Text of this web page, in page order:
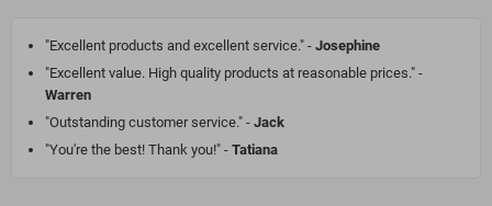
"Excellent products and excellent service." - Josephine
"Excellent value. High quality products at reasonable prices." -
Warren
"Outstanding customer service." - Jack
"You're the best! Thank you!" - Tatiana